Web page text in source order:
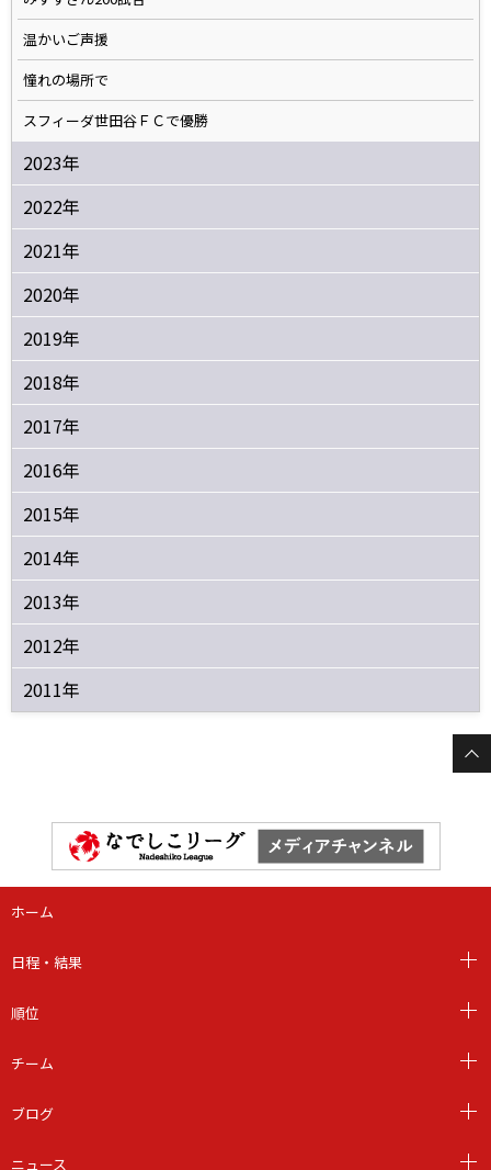
温かいご声援
憧れの場所で
スフィーダ世田谷ＦＣで優勝
2023年
2022年
2021年
2020年
2019年
2018年
2017年
2016年
2015年
2014年
2013年
2012年
2011年
ホーム
日程・結果
順位
チーム
ブログ
ニュース